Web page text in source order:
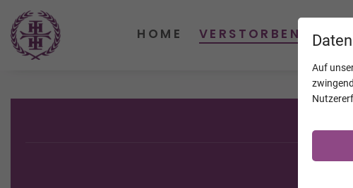
Auf
HOME VERSTORBENE